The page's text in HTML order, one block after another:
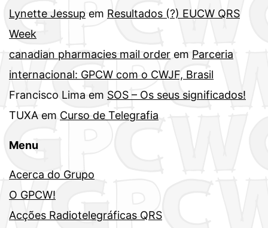
Lynette Jessup em Resultados (?) EUCW QRS
Week
canadian pharmacies mail order em Parceria
internacional: GPCW com o CWJF, Brasil
Francisco Lima em SOS – Os seus significados!
TUXA em Curso de Telegrafia
Menu
Acerca do Grupo
O GPCW!
Acções Radiotelegráficas QRS